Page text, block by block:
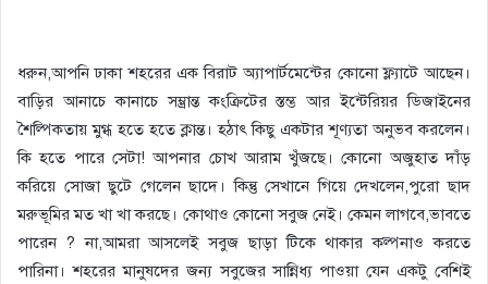
ধরুন,আপনি ঢাকা শহরের এক বিরাট অ্যাপার্টমেন্টের কোনো ফ্ল্যাটে আছেন।
বাড়ির আনাচে কানাচে সম্ভ্রান্ত কংক্রিটের স্তম্ভ আর ইন্টেরিয়র ডিজাইনের
শৈল্পিকতায় মুগ্ধ হতে হতে ক্লান্ত। হঠাৎ কিছু একটার শূণ্যতা অনুভব করলেন।
কি হতে পারে সেটা! আপনার চোখ আরাম খুঁজছে। কোনো অজুহাত দাঁড়
করিয়ে সোজা ছুটে গেলেন ছাদে। কিন্তু সেখানে গিয়ে দেখলেন,পুরো ছাদ
মরুভূমির মত খা খা করছে। কোথাও কোনো সবুজ নেই। কেমন লাগবে,ভাবতে
পারেন ? না,আমরা আসলেই সবুজ ছাড়া টিকে থাকার কল্পনাও করতে
পারিনা। শহরের মানুষদের জন্য সবুজের সান্নিধ্য পাওয়া যেন একটু বেশিই